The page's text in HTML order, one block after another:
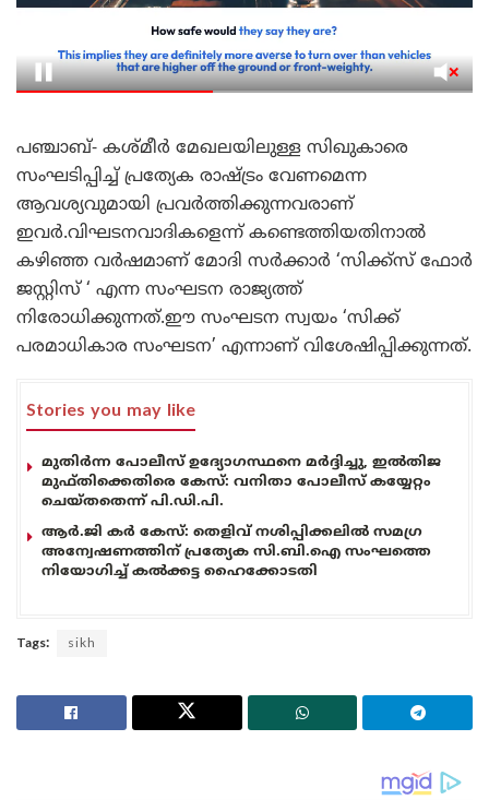
പഞ്ചാബ്- കശ്മീർ മേഖലയിലുള്ള സിഖുകാരെ
സംഘടിപ്പിച്ച് പ്രത്യേക രാഷ്ട്രം വേണമെന്ന
ആവശ്യവുമായി പ്രവർത്തിക്കുന്നവരാണ്
ഇവർ.വിഘടനവാദികളെന്ന് കണ്ടെത്തിയതിനാൽ
കഴിഞ്ഞ വർഷമാണ് മോദി സർക്കാർ ‘സിക്ക്സ് ഫോർ
ജസ്റ്റിസ് ‘ എന്ന സംഘടന രാജ്യത്ത്
നിരോധിക്കുന്നത്.ഈ സംഘടന സ്വയം ‘സിക്ക്
പരമാധികാര സംഘടന’ എന്നാണ് വിശേഷിപ്പിക്കുന്നത്.
Stories you may like
മുതിർന്ന പോലീസ് ഉദ്യോഗസ്ഥനെ മർദ്ദിച്ചു, ഇൽതിജ
മുഫ്തിക്കെതിരെ കേസ്: വനിതാ പോലീസ് കയ്യേറ്റം
ചെയ്തതെന്ന് പി.ഡി.പി.
ആർ.ജി കർ കേസ്: തെളിവ് നശിപ്പിക്കലിൽ സമഗ്ര
അന്വേഷണത്തിന് പ്രത്യേക സി.ബി.ഐ സംഘത്തെ
നിയോഗിച്ച് കൽക്കട്ട ഹൈക്കോടതി
Tags: sikh